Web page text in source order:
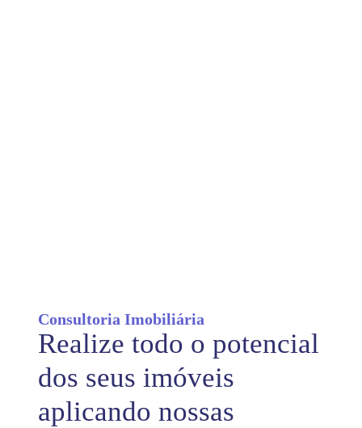
Consultoria Imobiliária
Realize todo o potencial
dos seus imóveis
aplicando nossas